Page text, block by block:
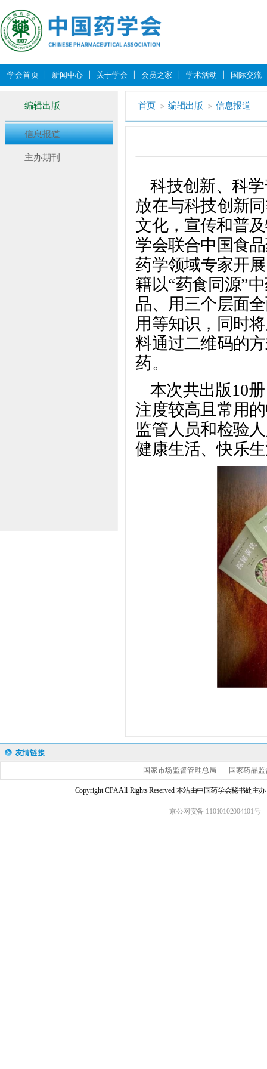
学会首页 新闻中心 关于学会 会员之家 学术活动 国际交流
编辑出版
信息报道
主办期刊
首页 编辑出版 信息报道
科技创新、科
放在与科技创新
文化，宣传和普
学会联合中国食
药学领域专家开
籍以“药食同源”
品、用三个层面
用等知识，同时
料通过二维码的
药。
本次共出版10
注度较高且常用
监管人员和检验
健康生活、快乐
友情链接
国家市场监督管理总局 国家药品
Copyright CPA All Rights Reserved 本站由中国药学会秘书处主
京公网安备 11010102004101号